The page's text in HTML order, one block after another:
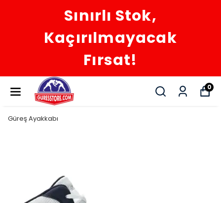
Sınırlı Stok,
Kaçırılmayacak
Fırsat!
0
Güreş Ayakkabı